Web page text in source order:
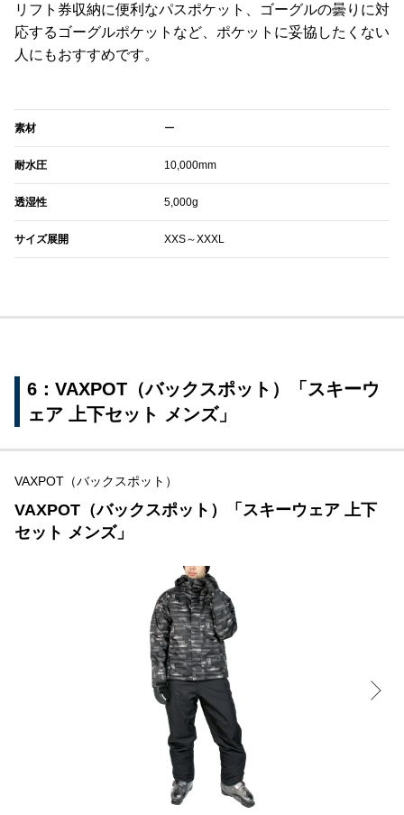
リフト券収納に便利なパスポケット、ゴーグルの曇りに対
応するゴーグルポケットなど、ポケットに妥協したくない
人にもおすすめです。
素材 ー
耐水圧 10,000mm
透湿性 5,000g
サイズ展開 XXS～XXXL
6：VAXPOT（バックスポット）「スキーウ
ェア 上下セット メンズ」
VAXPOT（バックスポット）
VAXPOT（バックスポット）「スキーウェア 上下
セット メンズ」